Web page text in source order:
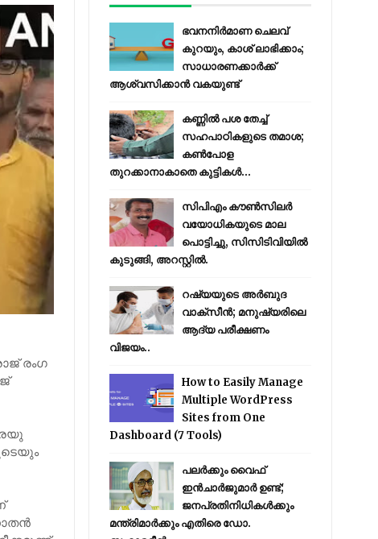
രംഗ​
ഭവനനിർമാണ ചെലവ്
കുറയും, കാശ് ലാഭിക്കാം;
സാധാരണക്കാർക്ക്
ആശ്വസിക്കാൻ വകയുണ്ട്
കണ്ണിൽ പശ തേച്ച്
സഹപാഠികളുടെ തമാശ;
കൺപോള
തുറക്കാനാകാതെ കുട്ടികൾ...
സിപിഎം കൗണ്‍സിലര്‍
വയോധികയുടെ മാല
പൊട്ടിച്ചു, സിസിടിവിയില്‍
കുടുങ്ങി, അറസ്റ്റില്‍.
റഷ്യയുടെ അര്‍ബുദ
വാക്‌സീന്‍; മനുഷ്യരിലെ
ആദ്യ പരീക്ഷണം
വിജയം..
How to Easily Manage
Multiple WordPress
Sites from One
Dashboard (7 Tools)
പലർക്കും വൈഫ്
ഇൻചാർജുമാർ ഉണ്ട്;
ജനപ്രതിനിധികൾക്കും
മന്ത്രിമാർക്കും എതിരെ ഡോ.